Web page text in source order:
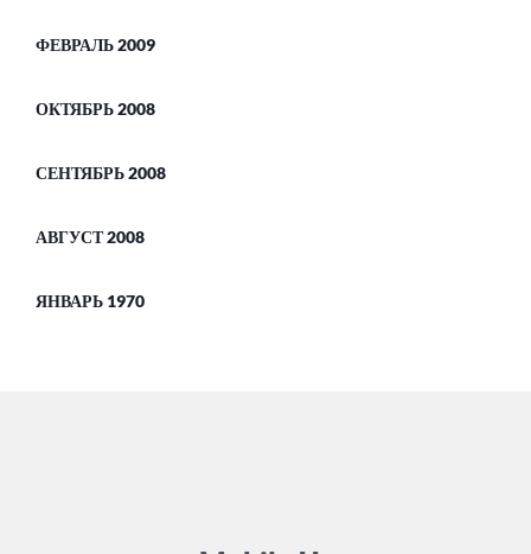
ФЕВРАЛЬ 2009
ОКТЯБРЬ 2008
СЕНТЯБРЬ 2008
АВГУСТ 2008
ЯНВАРЬ 1970